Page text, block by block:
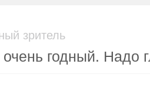
зритель
очень годный. Надо